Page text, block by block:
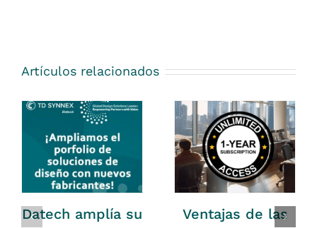
Artículos relacionados
Datech amplía su
Ventajas de las